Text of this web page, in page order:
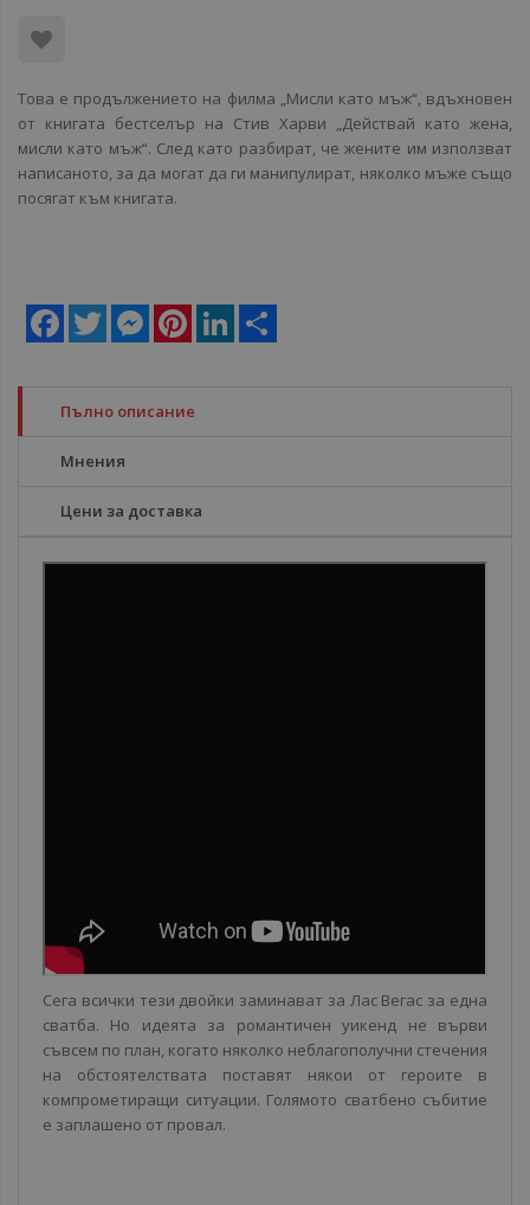
Това е продължението на филма „Мисли като мъж“, вдъхновен
от книгата бестселър на Стив Харви „Действай като жена,
мисли като мъж“. След като разбират, че жените им използват
написаното, за да могат да ги манипулират, няколко мъже също
посягат към книгата.
Facebook
Twitter MessengerPinterestLinkedIn
Пълно описание
Мнения
Цени за доставка
Сега всички тези двойки заминават за Лас Вегас за една
сватба. Но идеята за романтичен уикенд не върви
съвсем по план, когато няколко неблагополучни стечения
на обстоятелствата поставят някои от героите в
компрометиращи ситуации. Голямото сватбено събитие
е заплашено от провал.